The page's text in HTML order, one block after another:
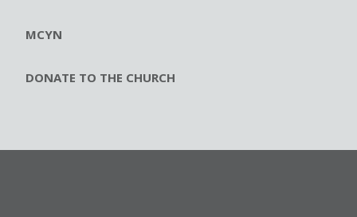
MCYN
DONATE TO THE CHURCH